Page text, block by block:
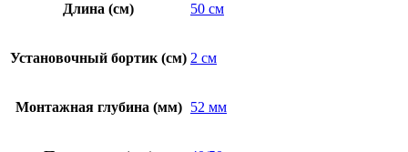
Длина (см) 50 см
Установочный бортик (см) 2 см
Монтажная глубина (мм) 52 мм